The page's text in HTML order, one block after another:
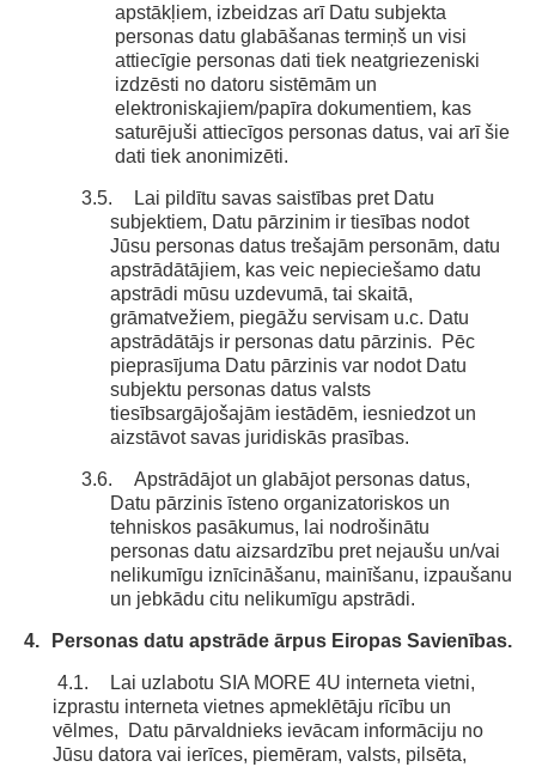
apstākļiem, izbeidzas arī Datu subjekta
personas datu glabāšanas termiņš un visi
attiecīgie personas dati tiek neatgriezeniski
izdzēsti no datoru sistēmām un
elektroniskajiem/papīra dokumentiem, kas
saturējuši attiecīgos personas datus, vai arī šie
dati tiek anonimizēti.
3.5.
Lai pildītu savas saistības pret Datu
subjektiem, Datu pārzinim ir tiesības nodot
Jūsu personas datus trešajām personām, datu
apstrādātājiem, kas veic nepieciešamo datu
apstrādi mūsu uzdevumā, tai skaitā,
grāmatvežiem, piegāžu servisam u.c. Datu
apstrādātājs ir personas datu pārzinis. Pēc
pieprasījuma Datu pārzinis var nodot Datu
subjektu personas datus valsts
tiesībsargājošajām iestādēm, iesniedzot un
aizstāvot savas juridiskās prasības.
3.6.
Apstrādājot un glabājot personas datus,
Datu pārzinis īsteno organizatoriskos un
tehniskos pasākumus, lai nodrošinātu
personas datu aizsardzību pret nejaušu un/vai
nelikumīgu iznīcināšanu, mainīšanu, izpaušanu
un jebkādu citu nelikumīgu apstrādi.
4. Personas datu apstrāde ārpus Eiropas Savienības.
4.1.
Lai uzlabotu SIA MORE 4U interneta vietni,
izprastu interneta vietnes apmeklētāju rīcību un
vēlmes, Datu pārvaldnieks ievācam informāciju no
Jūsu datora vai ierīces, piemēram, valsts, pilsēta,